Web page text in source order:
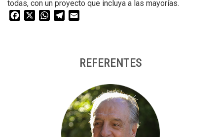
todas, con un proyecto que incluya a las mayorías.
Facebook WhatsAppTelegram
REFERENTES